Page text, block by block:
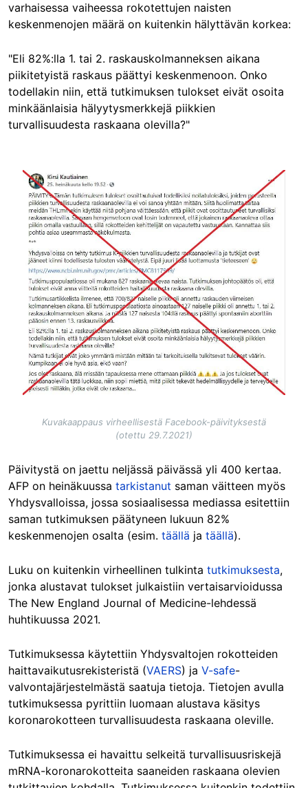
varhaisessa vaiheessa rokotettujen naisten
keskenmenojen määrä on kuitenkin hälyttävän korkea:
"Eli 82%:lla 1. tai 2. raskauskolmanneksen aikana
piikitetyistä raskaus päättyi keskenmenoon. Onko
todellakin niin, että tutkimuksen tulokset eivät osoita
minkäänlaisia hälyytysmerkkejä piikkien
turvallisuudesta raskaana olevilla?"
Image
Kuvakaappaus virheellisestä Facebook-päivityksestä
(otettu 29.7.2021)
Päivitystä on jaettu neljässä päivässä yli 400 kertaa.
AFP on heinäkuussa tarkistanut saman väitteen myös
Yhdysvalloissa, jossa sosiaalisessa mediassa esitettiin
saman tutkimuksen päätyneen lukuun 82%
keskenmenojen osalta (esim. täällä ja täällä).
Luku on kuitenkin virheellinen tulkinta tutkimuksesta,
jonka alustavat tulokset julkaistiin vertaisarvioidussa
The New England Journal of Medicine-lehdessä
huhtikuussa 2021.
Tutkimuksessa käytettiin Yhdysvaltojen rokotteiden
haittavaikutusrekisteristä (VAERS) ja V-safe-
valvontajärjestelmästä saatuja tietoja. Tietojen avulla
tutkimuksessa pyrittiin luomaan alustava käsitys
koronarokotteen turvallisuudesta raskaana oleville.
Tutkimuksessa ei havaittu selkeitä turvallisuusriskejä
mRNA-koronarokotteita saaneiden raskaana olevien